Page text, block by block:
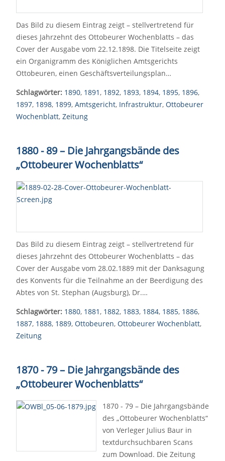
Das Bild zu diesem Eintrag zeigt – stellvertretend für
dieses Jahrzehnt des Ottobeurer Wochenblatts – das
Cover der Ausgabe vom 22.12.1898. Die Titelseite zeigt
ein Organigramm des Königlichen Amtsgerichts
Ottobeuren, einen Geschäftsverteilungsplan…
Schlagwörter: 1890, 1891, 1892, 1893, 1894, 1895, 1896,
1897, 1898, 1899, Amtsgericht, Infrastruktur, Ottobeurer
Wochenblatt, Zeitung
1880 - 89 – Die Jahrgangsbände des
„Ottobeurer Wochenblatts“
Das Bild zu diesem Eintrag zeigt – stellvertretend für
dieses Jahrzehnt des Ottobeurer Wochenblatts – das
Cover der Ausgabe vom 28.02.1889 mit der Danksagung
des Konvents für die Teilnahme an der Beerdigung des
Abtes von St. Stephan (Augsburg), Dr.…
Schlagwörter: 1880, 1881, 1882, 1883, 1884, 1885, 1886,
1887, 1888, 1889, Ottobeuren, Ottobeurer Wochenblatt,
Zeitung
1870 - 79 – Die Jahrgangsbände des
„Ottobeurer Wochenblatts“
1870 - 79 – Die Jahrgangsbände
des „Ottobeurer Wochenblatts“
von Verleger Julius Baur in
textdurchsuchbaren Scans
zum Download. Die Zeitung